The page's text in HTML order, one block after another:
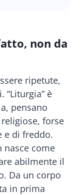
non da
ripetute,
è
pensano
forse
e di freddo.
nasce come
abilmente il
Da un corpo
in prima